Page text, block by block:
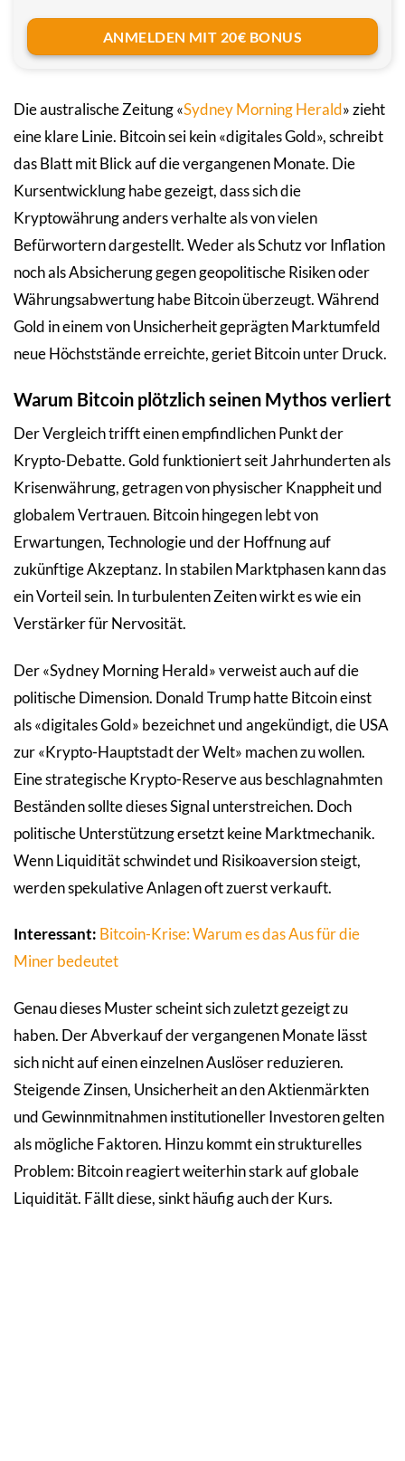
ANMELDEN MIT 20€ BONUS
Die australische Zeitung «Sydney Morning Herald» zieht
eine klare Linie. Bitcoin sei kein «digitales Gold», schreibt
das Blatt mit Blick auf die vergangenen Monate. Die
Kursentwicklung habe gezeigt, dass sich die
Kryptowährung anders verhalte als von vielen
Befürwortern dargestellt. Weder als Schutz vor Inflation
noch als Absicherung gegen geopolitische Risiken oder
Währungsabwertung habe Bitcoin überzeugt. Während
Gold in einem von Unsicherheit geprägten Marktumfeld
neue Höchststände erreichte, geriet Bitcoin unter Druck.
Warum Bitcoin plötzlich seinen Mythos verliert
Der Vergleich trifft einen empfindlichen Punkt der
Krypto-Debatte. Gold funktioniert seit Jahrhunderten als
Krisenwährung, getragen von physischer Knappheit und
globalem Vertrauen. Bitcoin hingegen lebt von
Erwartungen, Technologie und der Hoffnung auf
zukünftige Akzeptanz. In stabilen Marktphasen kann das
ein Vorteil sein. In turbulenten Zeiten wirkt es wie ein
Verstärker für Nervosität.
Der «Sydney Morning Herald» verweist auch auf die
politische Dimension. Donald Trump hatte Bitcoin einst
als «digitales Gold» bezeichnet und angekündigt, die USA
zur «Krypto-Hauptstadt der Welt» machen zu wollen.
Eine strategische Krypto-Reserve aus beschlagnahmten
Beständen sollte dieses Signal unterstreichen. Doch
politische Unterstützung ersetzt keine Marktmechanik.
Wenn Liquidität schwindet und Risikoaversion steigt,
werden spekulative Anlagen oft zuerst verkauft.
Interessant: Bitcoin-Krise: Warum es das Aus für die
Miner bedeutet
Genau dieses Muster scheint sich zuletzt gezeigt zu
haben. Der Abverkauf der vergangenen Monate lässt
sich nicht auf einen einzelnen Auslöser reduzieren.
Steigende Zinsen, Unsicherheit an den Aktienmärkten
und Gewinnmitnahmen institutioneller Investoren gelten
als mögliche Faktoren. Hinzu kommt ein strukturelles
Problem: Bitcoin reagiert weiterhin stark auf globale
Liquidität. Fällt diese, sinkt häufig auch der Kurs.